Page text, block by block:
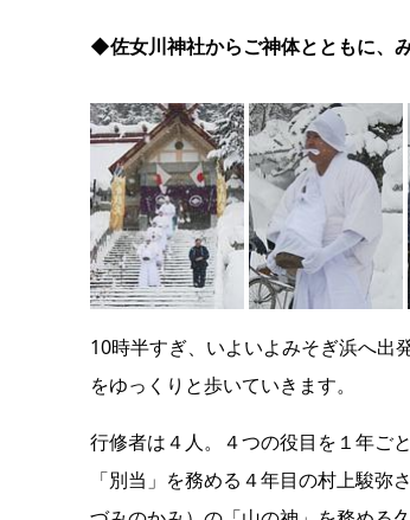
◆佐女川神社からご神体とともに、
10時半すぎ、いよいよみそぎ浜へ出
をゆっくりと歩いていきます。
行修者は４人。４つの役目を１年ご
「別当」を務める４年目の村上駿